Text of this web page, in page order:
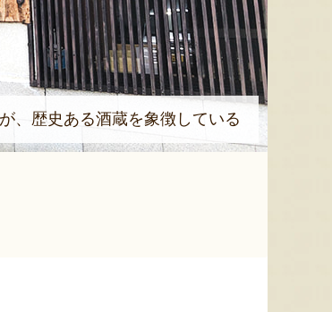
、歴史ある酒蔵を象徴している